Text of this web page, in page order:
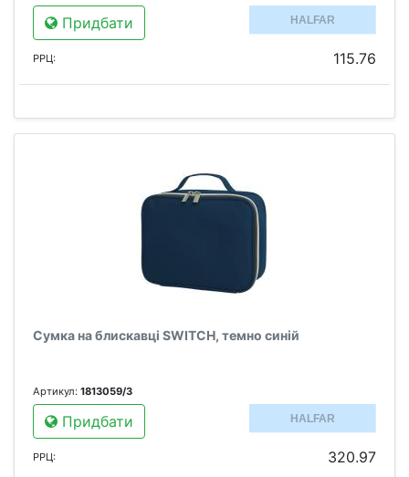
Придбати
РРЦ: 115.76
Сумка на блискавці SWITCH, темно синій
Артикул: 1813059/3
Придбати
РРЦ: 320.97